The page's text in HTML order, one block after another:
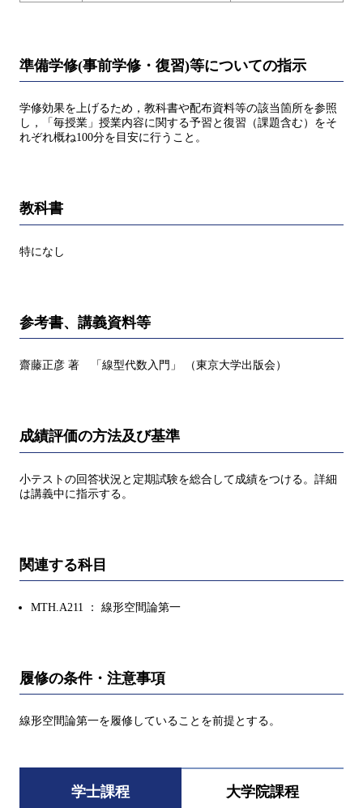
準備学修(事前学修・復習)等についての指示
学修効果を上げるため，教科書や配布資料等の該当箇所を参照
し，「毎授業」授業内容に関する予習と復習（課題含む）をそ
れぞれ概ね100分を目安に行うこと。
教科書
特になし
参考書、講義資料等
齋藤正彦 著 「線型代数入門」 （東京大学出版会）
成績評価の方法及び基準
小テストの回答状況と定期試験を総合して成績をつける。詳細
は講義中に指示する。
関連する科目
MTH.A211 ： 線形空間論第一
履修の条件・注意事項
線形空間論第一を履修していることを前提とする。
学士課程 大学院課程